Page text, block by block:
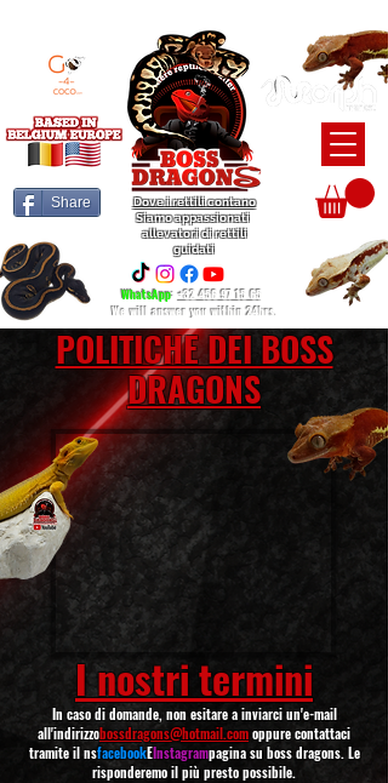
Share
Dove i rettili contano
Siamo appassionati
allevatori di rettili
guidati
WhatsApp:+32 456 97 15 65
We will answer you within 24hrs.
POLITICHE DEI BOSS
DRAGONS
I nostri termini
In caso di domande, non esitare a inviarci un'e-mail
all'indirizzobossdragons@hotmail.comoppure contattaci
tramite il nsfacebookEInstagrampagina su boss dragons. Le
risponderemo il più presto possibile.